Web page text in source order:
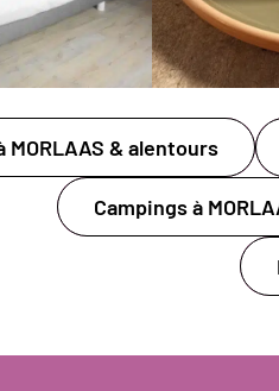
MORLAAS & alentours
Campings à